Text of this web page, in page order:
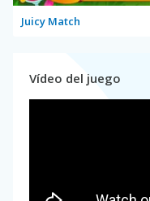
Juicy Match
Vídeo del juego